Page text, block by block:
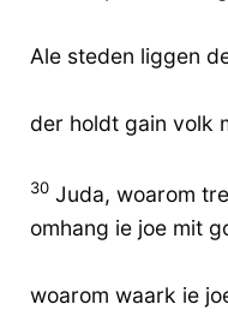
Ale steden liggen
der holdt gain volk
30 Juda, woarom
omhang ie joe mit
woarom waark ie